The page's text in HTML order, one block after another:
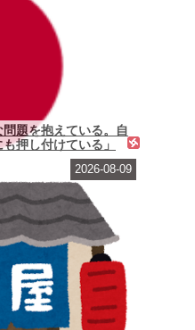
題を抱えている。自
押し付けている」
2026-08-09